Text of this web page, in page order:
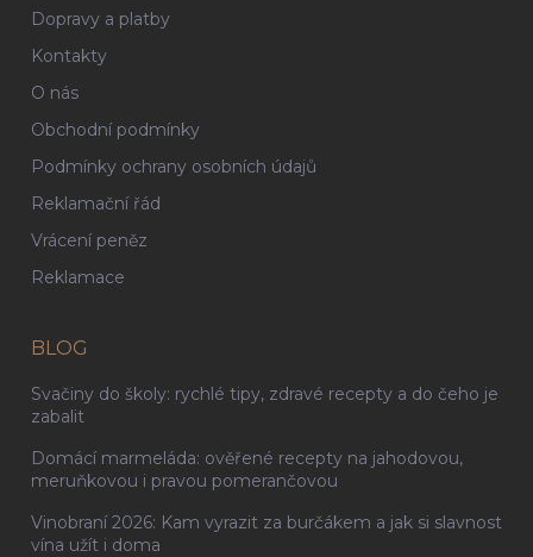
Dopravy a platby
Kontakty
O nás
Obchodní podmínky
Podmínky ochrany osobních údajů
Reklamační řád
Vrácení peněz
Reklamace
BLOG
Svačiny do školy: rychlé tipy, zdravé recepty a do čeho je
zabalit
Domácí marmeláda: ověřené recepty na jahodovou,
meruňkovou i pravou pomerančovou
Vinobraní 2026: Kam vyrazit za burčákem a jak si slavnost
vína užít i doma